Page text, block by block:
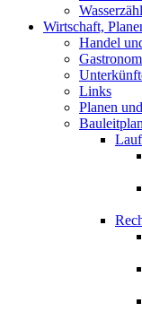
Wirtschaft,
Handel
Links
Planen